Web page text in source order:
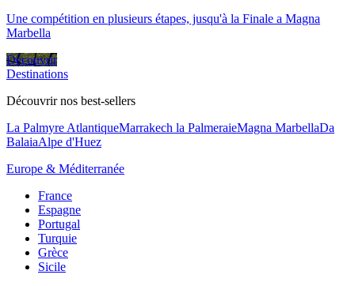
Une compétition en plusieurs étapes, jusqu'à la Finale a Magna
Marbella
Découvrir
Destinations
Découvrir nos best-sellers
La Palmyre AtlantiqueMarrakech la PalmeraieMagna MarbellaDa
BalaiaAlpe d'Huez
Europe & Méditerranée
France
Espagne
Portugal
Turquie
Grèce
Sicile